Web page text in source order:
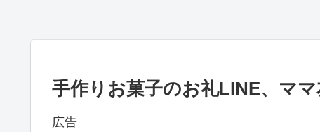
手作りお菓子のお礼LINE、マ
広告